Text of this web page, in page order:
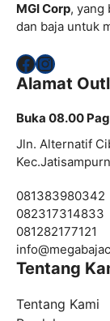
MGI Corp, yang
dan baja untuk
Facebook
Alamat
Buka 08.00
Jln. Alternatif
081383980342
082317314833
081282177121
info@
Tentang
Tentang Kami